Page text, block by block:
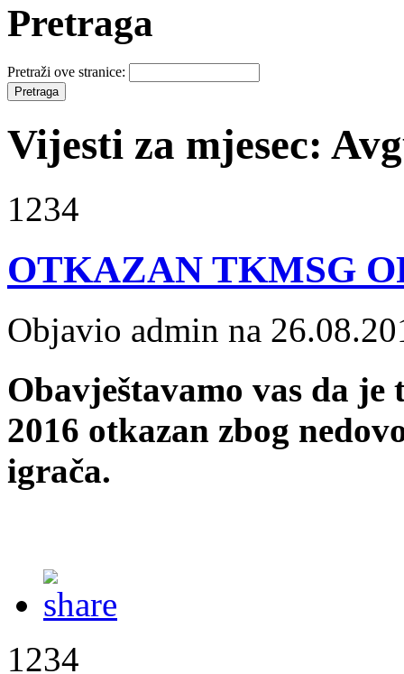
Pretraga
Pretraži ove stranice:
Vijesti za mjesec:
1234
OTKAZAN TKMSG
Objavio admin na
Obavještavamo vas da
2016 otkazan zbog
igrača.
1234